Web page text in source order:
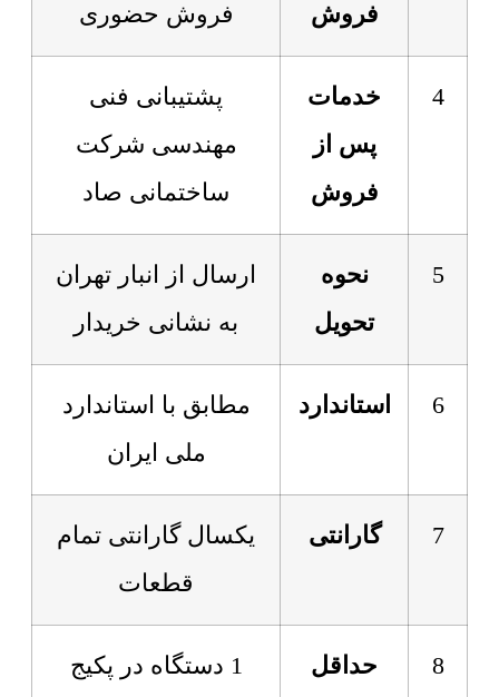
فروش
فروش حضوری
4
خدمات
پس از
فروش
پشتیبانی فنی
مهندسی شرکت
ساختمانی صاد
5
نحوه
تحویل
ارسال از انبار تهران
به نشانی خریدار
6 استاندارد
مطابق با استاندارد
ملی ایران
7 گارانتی
یکسال گارانتی تمام
قطعات
8
حداقل
1 دستگاه در پکیج